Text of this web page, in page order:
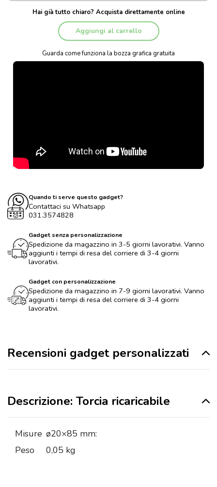
Hai già tutto chiaro? Acquista direttamente online
Aggiungi al carrello
Guarda come funziona la bozza grafica gratuita
Quando ti serve questo gadget?
Contattaci su Whatsapp
031.3574828
Gadget senza personalizzazione
Spedizione da magazzino in 3-5 giorni lavorativi. Vanno
aggiunti i tempi di resa del corriere di 3-4 giorni
lavorativi.
Gadget con personalizzazione
Spedizione da magazzino in 7-9 giorni lavorativi. Vanno
aggiunti i tempi di resa del corriere di 3-4 giorni
lavorativi.
Recensioni gadget personalizzati
Descrizione: Torcia ricaricabile
Misure ø20×85 mm:
Peso
0,05 kg